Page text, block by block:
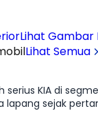
Lihat
Lihat Semua
serius KIA di
lapang sejak